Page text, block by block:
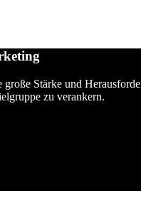
große Stärke und
zu verankern.